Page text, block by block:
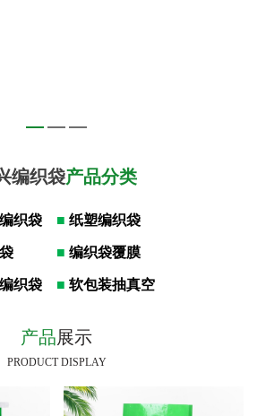
编织袋产品分类
织袋 ■ 纸塑编织袋
■ 编织袋覆膜
织袋 ■ 软包装抽真空
产品展示
PRODUCT DISPLAY